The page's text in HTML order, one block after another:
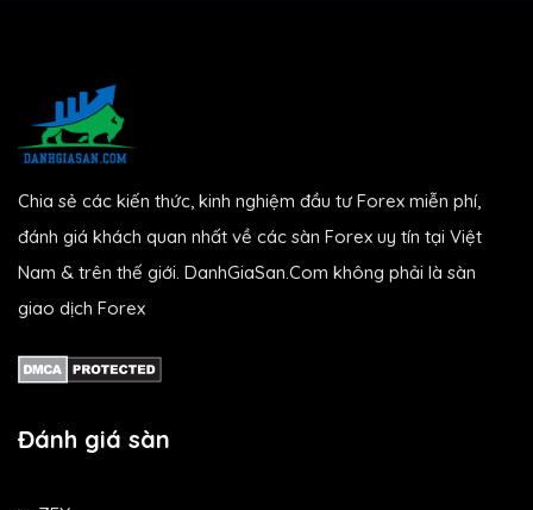
Chia sẻ các kiến thức, kinh nghiệm đầu tư Forex miễn phí,
đánh giá khách quan nhất về các sàn Forex uy tín tại Việt
Nam & trên thế giới. DanhGiaSan.Com không phải là sàn
giao dịch Forex
Đánh giá sàn